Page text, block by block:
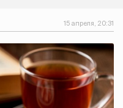
15 апреля, 20:31